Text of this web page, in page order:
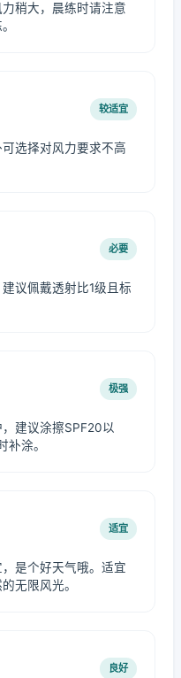
稍大，晨练时请注意
较适宜
选择对风力要求不高
必要
议佩戴透射比1级且标
极强
建议涂擦SPF20以
补涂。
适宜
是个好天气哦。适宜
无限风光。
良好